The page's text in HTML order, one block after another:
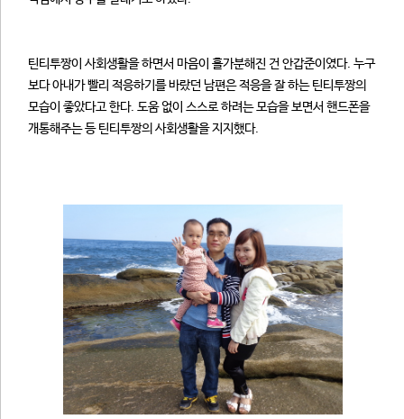
틴티투짱이 사회생활을 하면서 마음이 홀가분해진 건 안갑준이였다. 누구
보다 아내가 빨리 적응하기를 바랐던 남편은 적응을 잘 하는 틴티투짱의
모습이 좋았다고 한다. 도움 없이 스스로 하려는 모습을 보면서 핸드폰을
개통해주는 등 틴티투짱의 사회생활을 지지했다.